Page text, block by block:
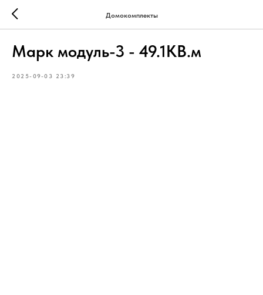
Домокомплекты
Марк модуль-3 - 49.1КВ.м
2025-09-03 23:39